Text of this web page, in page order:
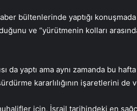
bültenlerinde yaptığı
ve “yürütmenin kolları
da yaptı ama aynı zamanda bu
kararlılığının işaretlerini de
için, İsrail tarihindeki en